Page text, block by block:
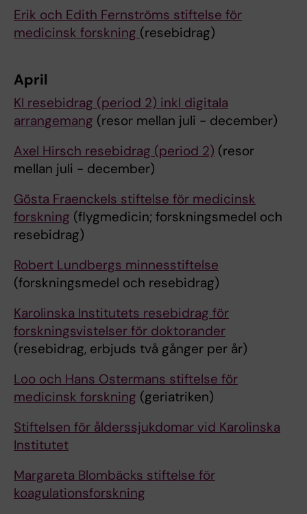
Erik och Edith Fernströms stiftelse för
medicinsk forskning (resebidrag)
April
KI resebidrag (period 2) inkl digitala
arrangemang (resor mellan juli - december)
Axel Hirsch resebidrag (period 2) (resor
mellan juli - december)
Gösta Fraenckels stiftelse för medicinsk
forskning (flygmedicin; forskningsmedel och
resebidrag)
Robert Lundbergs minnesstiftelse
(forskningsmedel och resebidrag)
Karolinska Institutets resebidrag för
forskningsvistelser för doktorander
(resebidrag, erbjuds två gånger per år)
Loo och Hans Ostermans stiftelse för
medicinsk forskning (geriatriken)
Stiftelsen för ålderssjukdomar vid Karolinska
Institutet
Margareta Blombäcks stiftelse för
koagulationsforskning